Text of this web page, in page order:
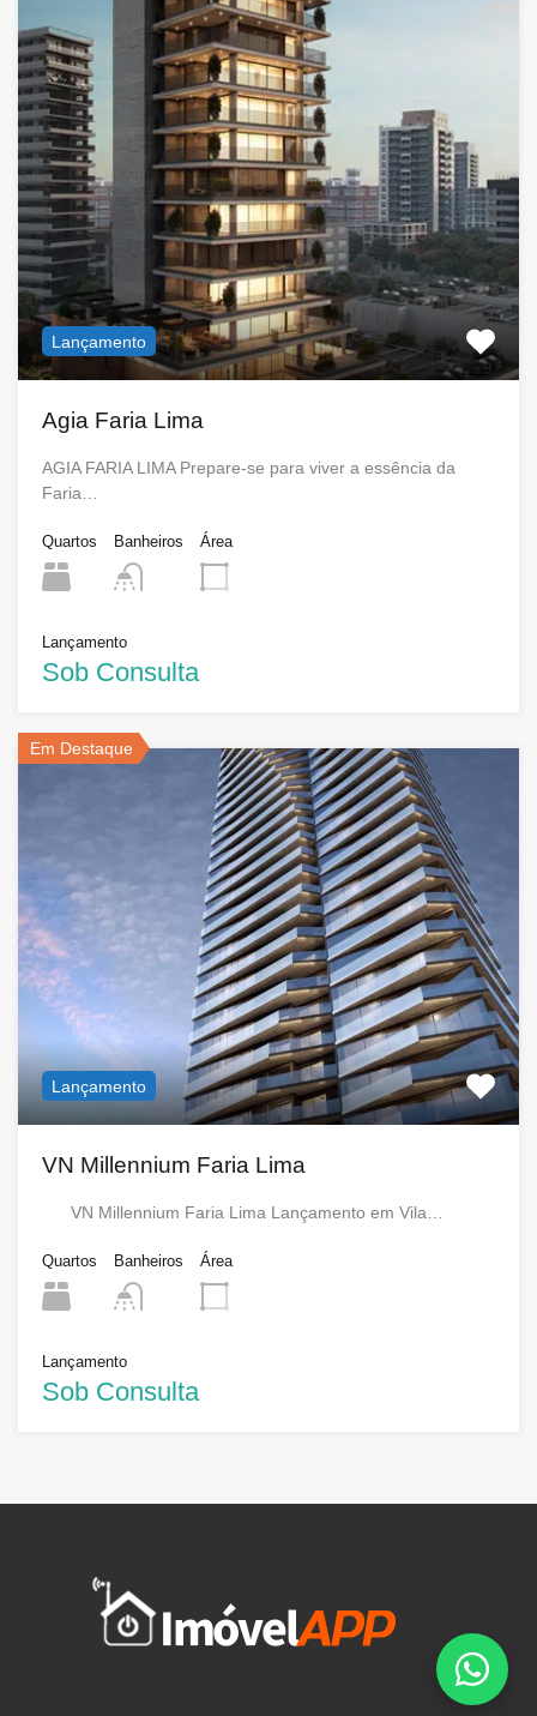
Lançamento
Agia Faria Lima
AGIA FARIA LIMA Prepare-se para viver a essência da
Faria…
Quartos Banheiros Área
Lançamento
Sob Consulta
Em Destaque
Lançamento
VN Millennium Faria Lima
VN Millennium Faria Lima Lançamento em Vila…
Quartos Banheiros Área
Lançamento
Sob Consulta